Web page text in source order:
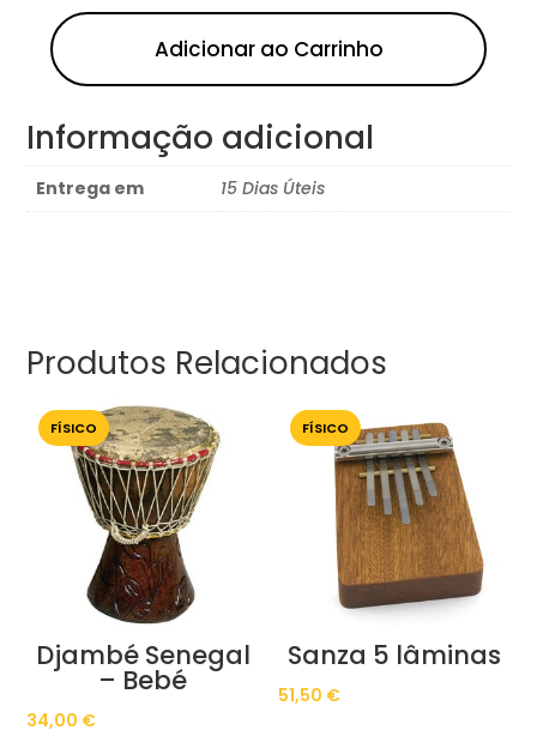
Adicionar ao Carrinho
Informação adicional
Entrega em 15 Dias Úteis
Produtos Relacionados
FÍSICO
Djambé Senegal
– Bebé
34,00 €
FÍSICO
Sanza 5 lâminas
51,50 €